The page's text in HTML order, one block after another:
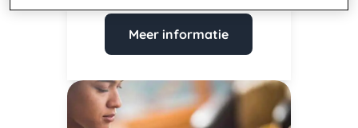
Meer informatie